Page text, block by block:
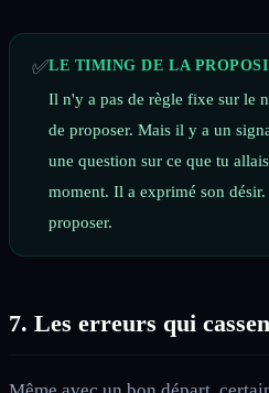
✅LE TIMING DE LA
Il n'y a pas de règle fixe sur le
de proposer. Mais il y a un
une question sur ce que tu
moment. Il a exprimé son
proposer.
7. Les erreurs qui